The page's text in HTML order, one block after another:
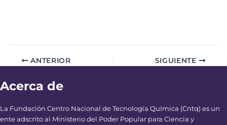
ANTERIOR SIGUIENTE
Acerca de
La Fundación Centro Nacional de Tecnología Química (Cntq) es un
ente adscrito al Ministerio del Poder Popular para Ciencia y